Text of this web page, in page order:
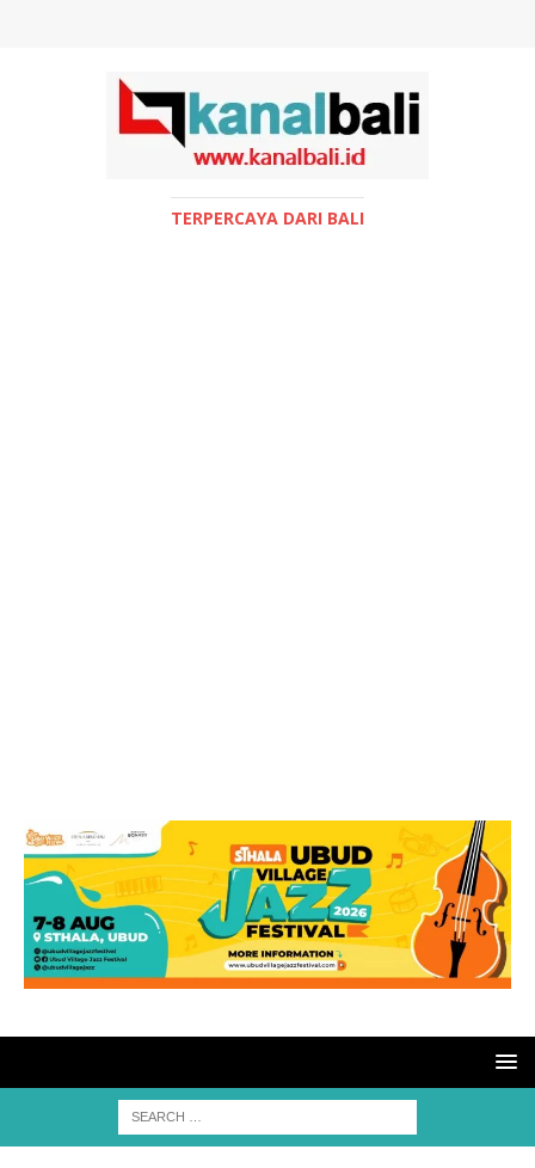
TERPERCAYA DARI BALI